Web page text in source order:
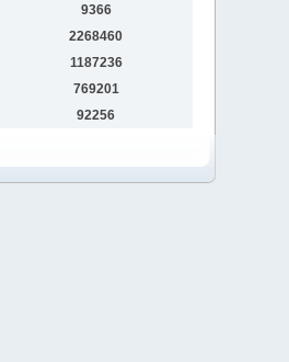
9366
2268460
1187236
769201
92256